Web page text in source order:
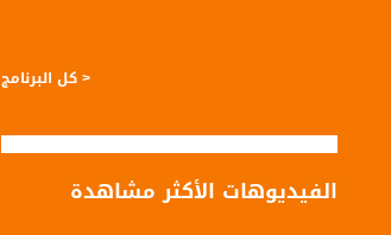
< كل البرنامج
الفيديوهات الأكثر مشاهدة